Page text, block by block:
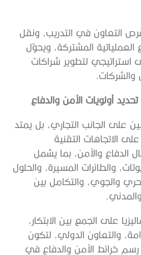
التعاون في التدريب، ونقل
العملياتية المشتركة، ويحوّل
لتطوير شراكات
والشركات.
أولويات الأمن والدفاع
على الجانب التجاري، بل يمتد
الاتجاهات التقنية
الدفاع والأمن، بما يشمل
والطائرات المسيرة، والحلول
والجوي، والتكامل بين
على الجمع بين الابتكار،
والتعاون الدولي، لتكون
خرائط الأمن والدفاع في